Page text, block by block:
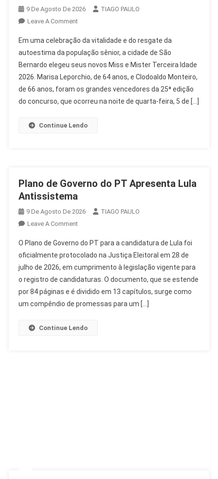
9 De Agosto De 2026
TIAGO PAULO
Leave A CommentOn
Bernardo
Elege
Miss
E
Mister
Terceira
2026
Em uma celebração da vitalidade e do resgate da
autoestima da população sênior, a cidade de São
Bernardo elegeu seus novos Miss e Mister Terceira Idade
2026. Marisa Leporchio, de 64 anos, e Clodoaldo Monteiro,
de 66 anos, foram os grandes vencedores da 25ª edição
do concurso, que ocorreu na noite de quarta-feira, 5 de […]
Continue Lendo
Plano de Governo do PT Apresenta Lula
Antissistema
9 De Agosto De 2026
TIAGO PAULO
Leave A CommentOn
De
Governo
Do
PT
Apresenta
Lula
O Plano de Governo do PT para a candidatura de Lula foi
oficialmente protocolado na Justiça Eleitoral em 28 de
julho de 2026, em cumprimento à legislação vigente para
o registro de candidaturas. O documento, que se estende
por 84 páginas e é dividido em 13 capítulos, surge como
um compêndio de promessas para um […]
Continue Lendo